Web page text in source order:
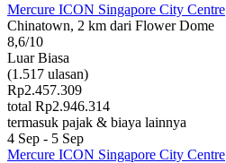
Mercure ICON Singapore City Centre
Chinatown, 2 km dari Flower Dome
8,6/10
Luar Biasa
(1.517 ulasan)
Rp2.457.309
total Rp2.946.314
termasuk pajak & biaya lainnya
4 Sep - 5 Sep
Mercure ICON Singapore City Centre